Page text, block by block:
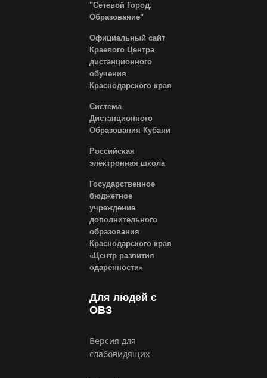
"Сетевой Город.
Образование"
Официальный сайт
Краевого Центра
дистанционного
обучения
Краснодарского края
Система
Дистанционного
Образования Кубани
Российская
электронная школа
Государственное
бюджетное
учреждение
дополнительного
образования
Краснодарского края
«Центр развития
одаренности»
Для людей с
ОВЗ
Версия для
слабовидящих